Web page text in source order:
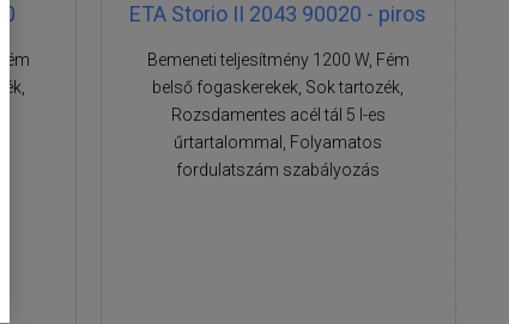
ETA Storio II 2043 90020 - piros
Bemeneti teljesítmény 1200 W, Fém
belső fogaskerekek, Sok tartozék,
Rozsdamentes acél tál 5 l-es
űrtartalommal, Folyamatos
fordulatszám szabályozás